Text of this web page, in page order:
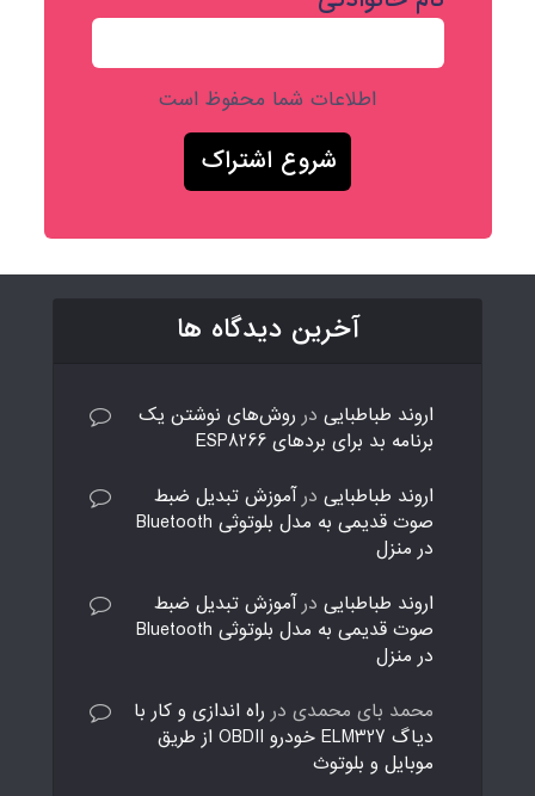
اطلاعات شما محفوظ است
آخرین دیدگاه ها
اروند طباطبایی در روش‌های نوشتن یک
برنامه بد برای بردهای ESP8266
اروند طباطبایی درآموزش تبدیل ضبط
صوت قدیمی به مدل بلوتوثی Bluetooth
در منزل
اروند طباطبایی درآموزش تبدیل ضبط
صوت قدیمی به مدل بلوتوثی Bluetooth
در منزل
محمد بای محمدی در راه اندازی و کار با
دیاگ ELM327 خودرو OBDII از طریق
موبایل و بلوتوث